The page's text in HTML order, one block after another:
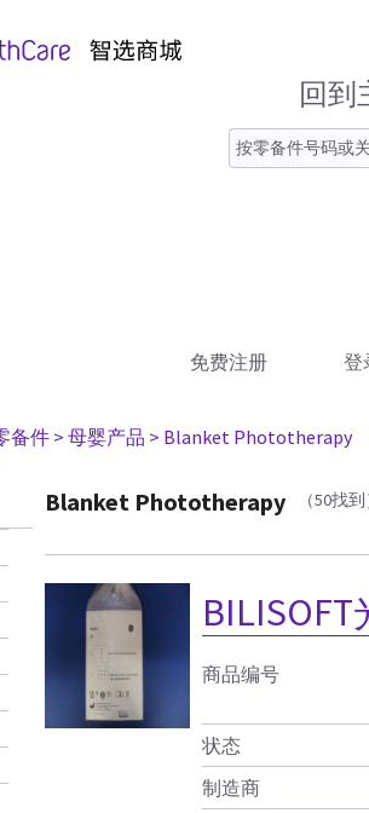
回到
免费注册 登
备件 > 母婴产品 > Blanket Phototherapy
Blanket Phototherapy （50找
商品编号
状态
制造商